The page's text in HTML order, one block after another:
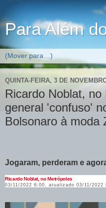
Para Além
QUINTA-FEIRA, 3 DE
Ricardo Noblat,
general 'confuso'
Bolsonaro à moda
Jogaram, perderam e
Ricardo Noblat, no Metrópoles
03/11/2022 6:00, atualizado 03/11/2022